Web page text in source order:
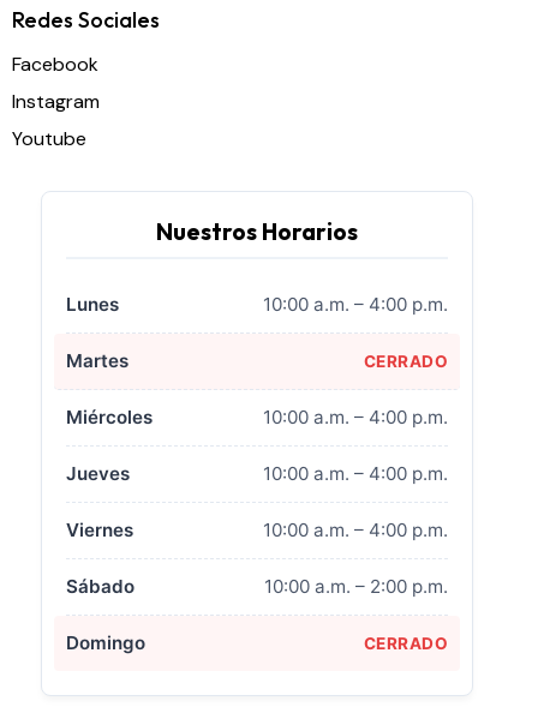
Redes Sociales
Facebook
Instagram
Youtube
Nuestros Horarios
Lunes 10:00 a.m. – 4:00 p.m.
Martes CERRADO
Miércoles 10:00 a.m. – 4:00 p.m.
Jueves 10:00 a.m. – 4:00 p.m.
Viernes 10:00 a.m. – 4:00 p.m.
Sábado 10:00 a.m. – 2:00 p.m.
Domingo CERRADO